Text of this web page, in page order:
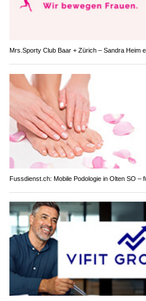
Mrs.Sporty Club Baar + Zürich – Sandra Heim
Fussdienst.ch: Mobile Podologie in Olten SO –